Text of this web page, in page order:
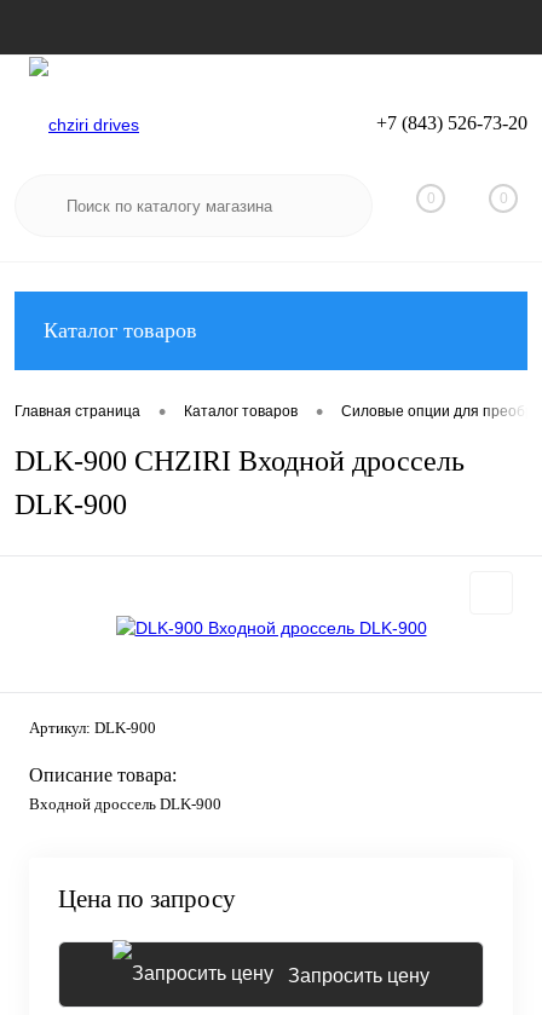
Вход Регистрация
+7 (843) 526-73-20
0 0
Каталог товаров
Главная страница • Каталог товаров • Силовые опции для
DLK-900 CHZIRI Входной дроссель
DLK-900
Артикул: DLK-900
Описание товара:
Входной дроссель DLK-900
Цена по запросу
Запросить цену